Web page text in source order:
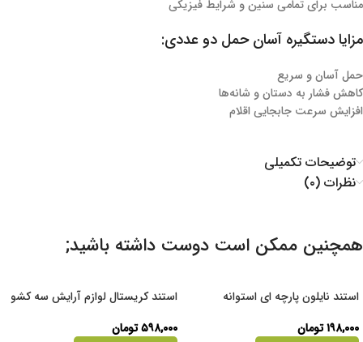
مناسب برای تمامی سنین و شرایط فیزیکی
مزایا دستگیره آسان حمل دو عددی:
حمل آسان و سریع
کاهش فشار به دستان و شانه‌ها
افزایش سرعت جابجایی اقلام
توضیحات تکمیلی
نظرات (۰)
همچنین ممکن است دوست داشته باشید;
استند نایلون پارچه ای استوانه
۱۹۸,۰۰۰تومان
استند کریستال لوازم آرایش سه کشو
۵۹۸,۰۰۰تومان